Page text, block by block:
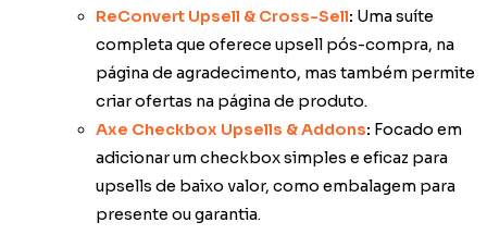
ReConvert Upsell & Cross-Sell: Uma suíte
completa que oferece upsell pós-compra, na
página de agradecimento, mas também permite
criar ofertas na página de produto.
Axe Checkbox Upsells & Addons: Focado em
adicionar um checkbox simples e eficaz para
upsells de baixo valor, como embalagem para
presente ou garantia.